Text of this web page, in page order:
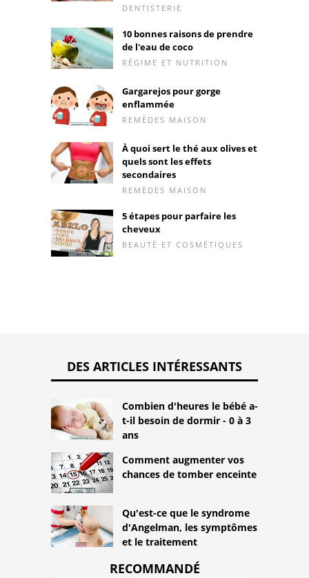
DENTISTERIE
10 bonnes raisons de prendre
de l'eau de coco
RÉGIME ET NUTRITION
Gargarejos pour gorge
enflammée
REMÈDES MAISON
À quoi sert le thé aux olives et
quels sont les effets
secondaires
REMÈDES MAISON
5 étapes pour parfaire les
cheveux
BEAUTÉ ET COSMÉTIQUES
DES ARTICLES INTÉRESSANTS
Combien d'heures le bébé a-
t-il besoin de dormir - 0 à 3
ans
Comment augmenter vos
chances de tomber enceinte
Qu'est-ce que le syndrome
d'Angelman, les symptômes
et le traitement
RECOMMANDÉ